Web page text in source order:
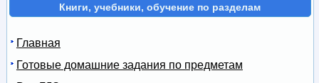
Книги, учебники, обучение по разделам
Главная
Готовые домашние задания по предметам